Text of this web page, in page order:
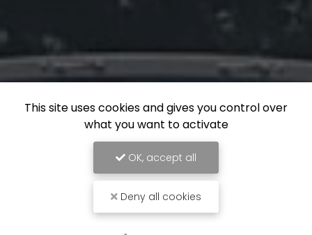
This site uses cookies and gives you control over
what you want to activate
OK, accept all
Deny all cookies